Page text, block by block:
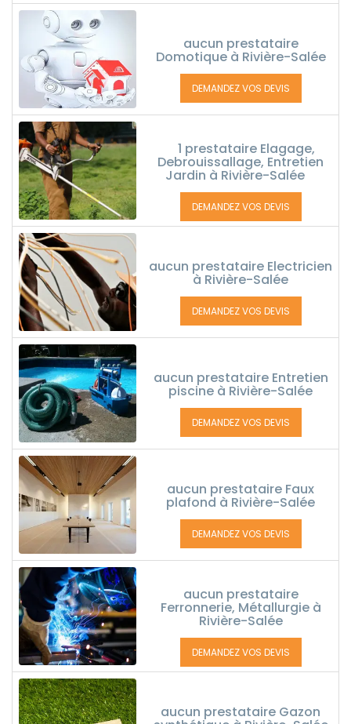
aucun prestataire
Domotique à Rivière-Salée
DEMANDEZ VOS DEVIS
1 prestataire Elagage,
Debrouissallage, Entretien
Jardin à Rivière-Salée
DEMANDEZ VOS DEVIS
aucun prestataire Electricien
à Rivière-Salée
DEMANDEZ VOS DEVIS
aucun prestataire Entretien
piscine à Rivière-Salée
DEMANDEZ VOS DEVIS
aucun prestataire Faux
plafond à Rivière-Salée
DEMANDEZ VOS DEVIS
aucun prestataire
Ferronnerie, Métallurgie à
Rivière-Salée
DEMANDEZ VOS DEVIS
aucun prestataire Gazon